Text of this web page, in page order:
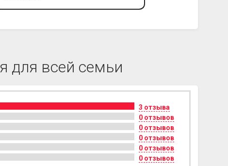
для всей семьи
3 отзыва
0 отзывов
0 отзывов
0 отзывов
0 отзывов
0 отзывов